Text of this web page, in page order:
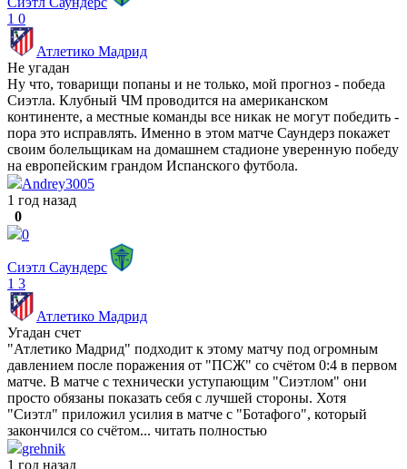
1 0
Атлетико Мадрид
Не угадан
Ну что, товарищи попаны и не только, мой прогноз - победа
Сиэтла. Клубный ЧМ проводится на американском
континенте, а местные команды все никак не могут победить -
пора это исправлять. Именно в этом матче Саундерз покажет
своим болельщикам на домашнем стадионе уверенную победу
на европейским грандом Испанского футбола.
Andrey3005
1 год назад
0
0
Сиэтл Саундерс
1 3
Атлетико Мадрид
Угадан счет
"Атлетико Мадрид" подходит к этому матчу под огромным
давлением после поражения от "ПСЖ" со счётом 0:4 в первом
матче. В матче с технически уступающим "Сиэтлом" они
просто обязаны показать себя с лучшей стороны. Хотя
"Сиэтл" приложил усилия в матче с "Ботафого", который
закончился со счётом... читать полностью
grehnik
1 год назад